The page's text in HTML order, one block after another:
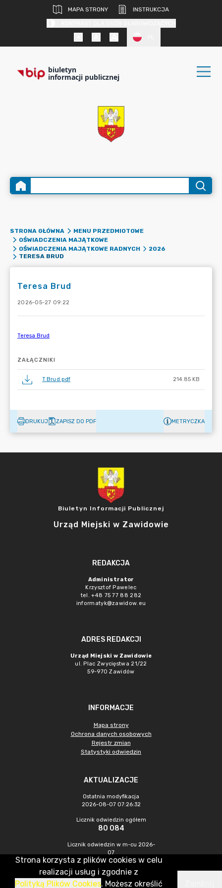
MAPA STRONY
INSTRUKCJA
biuletyn
informacji publicznej
STRONA GŁÓWNA
MENU PRZEDMIOTOWE
OŚWIADCZENIA MAJĄTKOWE
OŚWIADCZENIA MAJĄTKOWE RADNYCH
2026
TERESA BRUD
Teresa Brud
2026-05-27 09:22
ZAŁĄCZNIKI
T.Brud.pdf 214.85 KB
DRUKUJ ZAPISZ DO PDF METRYCZKA
Biuletyn Informacji Publicznej
Urząd Miejski w Zawidowie
REDAKCJA
Administrator
Krzysztof Pawelec
tel. +48 75 77 88 282
informatyk@zawidow.eu
ADRES REDAKCJI
Urząd Miejski w Zawidowie
ul. Plac Zwycięstwa 21/22
59-970 Zawidów
INFORMACJE
Mapa strony
Ochrona danych osobowych
Rejestr zmian
Statystyki odwiedzin
AKTUALIZACJE
Ostatnia modyfikacja
2026-08-07 07:26:32
Licznik odwiedzin ogółem
80 084
Licznik odwiedzin w m-cu 2026-
07
202
CMS & Hosting: Nefeni Sp. z o.o.
Strona korzysta z plików cookies w celu
realizacji usług i zgodnie z
Polityką Plików Cookies. Możesz określić